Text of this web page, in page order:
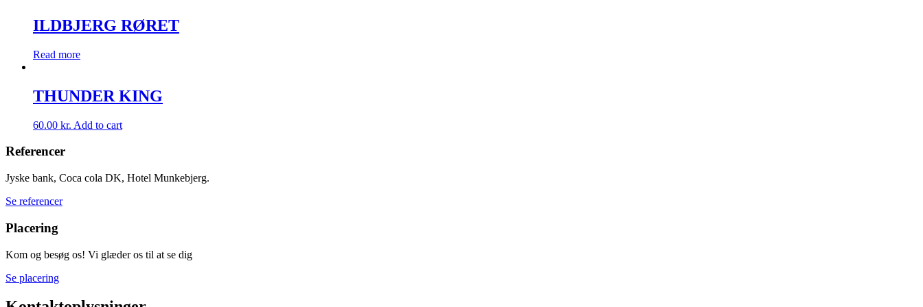
ILDBJERG RØRET
Read more
THUNDER KING
60.00 kr. Add to cart
Referencer
Jyske bank, Coca cola DK, Hotel Munkebjerg.
Se referencer
Placering
Kom og besøg os! Vi glæder os til at se dig
Se placering